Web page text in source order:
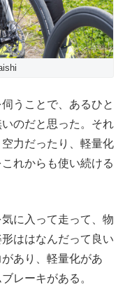
うことで、あるひと
のだと思った。それ
力だったり、軽量化
れからも使い続ける
に入って走って、物
ははなんだって良い
あり、軽量化があ
レーキがある。